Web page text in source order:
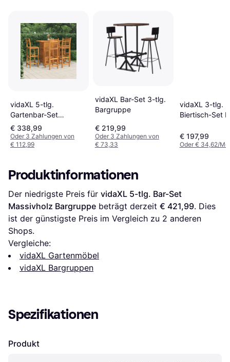
vidaXL 5-tlg.
Gartenbar-Set
Massivholz
Bargruppe, 1 Tisch
einschl. 4 Stühle
€ 338,99
Oder 3 Zahlungen von
€ 112,99
vidaXL Bar-Set 3-tlg.
Bargruppe
€ 219,99
Oder 3 Zahlungen von
€ 73,33
vidaXL 3-tlg.
Biertisch-Set
€ 197,99
Oder € 34,62/
Produktinformationen
Der niedrigste Preis für vidaXL 5-tlg. Bar-Set
Massivholz Bargruppe beträgt derzeit € 421,99. Dies
ist der günstigste Preis im Vergleich zu 2 anderen
Shops.
Vergleiche:
vidaXL Gartenmöbel
vidaXL Bargruppen
Spezifikationen
Produkt